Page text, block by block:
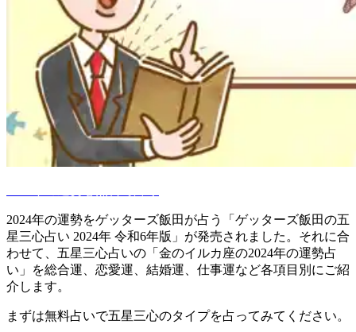
2024年の運勢をゲッターズ飯田が占う「ゲッターズ飯田の五
星三心占い 2024年 令和6年版」が発売されました。それに合
わせて、五星三心占いの「金のイルカ座の2024年の運勢占
い」を総合運、恋愛運、結婚運、仕事運など各項目別にご紹
介します。
まずは無料占いで五星三心のタイプを占ってみてください。